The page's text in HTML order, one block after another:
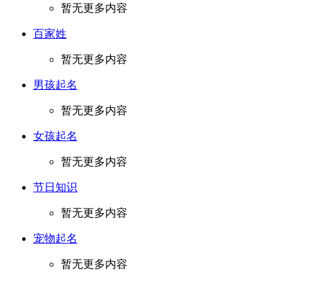
暂无更多内容
百家姓
暂无更多内容
男孩起名
暂无更多内容
女孩起名
暂无更多内容
节日知识
暂无更多内容
宠物起名
暂无更多内容